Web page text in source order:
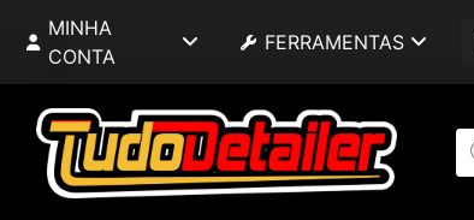
MINHA
CONTA
FERRAMENTAS